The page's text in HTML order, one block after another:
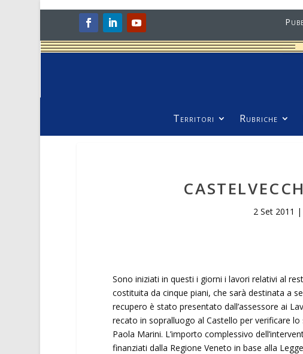
Territori Rubriche
2 Set 2011 |
Sono iniziati in questi i giorni i lavori relativi al
costituita da cinque piani, che sarà destinata a
recupero è stato presentato dall’assessore ai
recato in sopralluogo al Castello per verificare
Paola Marini. L’importo complessivo
finanziati dalla Regione Veneto in base alla